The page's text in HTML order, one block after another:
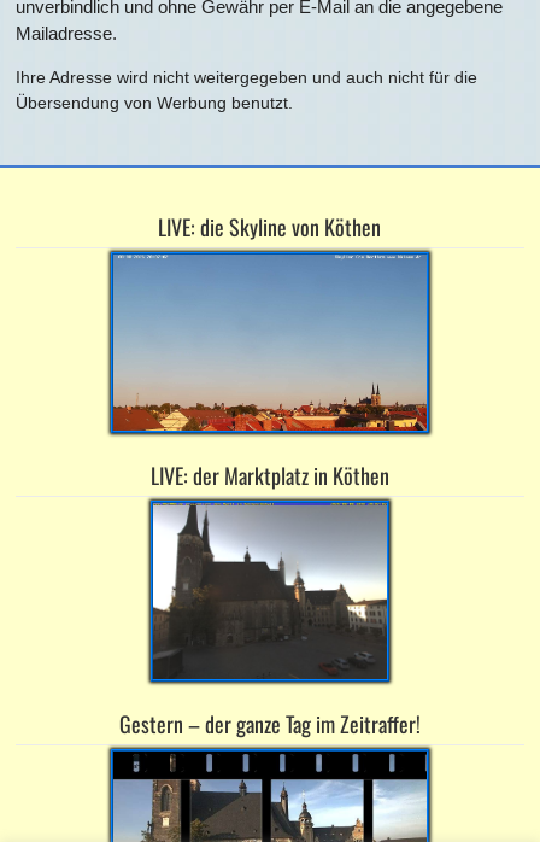
unverbindlich und ohne Gewähr per E-Mail an die angegebene
Mailadresse.
Ihre Adresse wird nicht weitergegeben und auch nicht für die
Übersendung von Werbung benutzt.
LIVE: die Skyline von Köthen
LIVE: der Marktplatz in Köthen
Gestern – der ganze Tag im Zeitraffer!